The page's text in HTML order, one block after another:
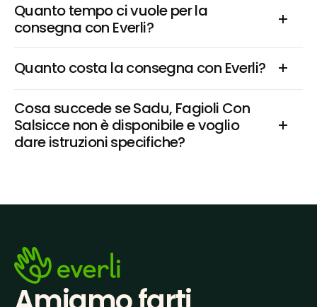
Quanto tempo ci vuole per la
consegna con Everli?
Quanto costa la consegna con Everli?
Cosa succede se Sadu, Fagioli Con
Salsicce non è disponibile e voglio
dare istruzioni specifiche?